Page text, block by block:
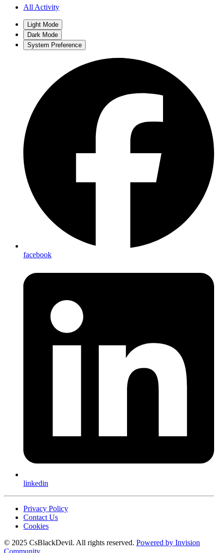
All Activity
Light Mode
Dark Mode
System Preference
facebook
linkedin
Privacy Policy
Contact Us
Cookies
© 2025 CsBlackDevil. All rights reserved. Powered by Invision